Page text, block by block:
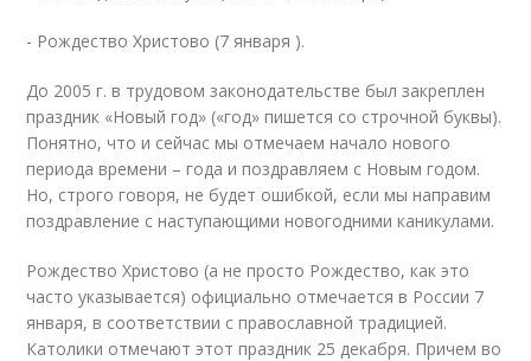
- Рождество Христово (7 января ).
До 2005 г. в трудовом законодательстве был закреплен
праздник «Новый год» («год» пишется со строчной буквы).
Понятно, что и сейчас мы отмечаем начало нового
периода времени – года и поздравляем с Новым годом.
Но, строго говоря, не будет ошибкой, если мы направим
поздравление с наступающими новогодними каникулами.
Рождество Христово (а не просто Рождество, как это
часто указывается) официально отмечается в России 7
января, в соответствии с православной традицией.
Католики отмечают этот праздник 25 декабря. Причем во